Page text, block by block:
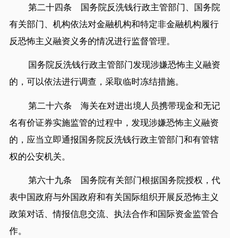
第二十四条 国务院反洗钱行政主管部门、国务院
有关部门、机构依法对金融机构和特定非金融机构履行
反恐怖主义融资义务的情况进行监督管理。
国务院反洗钱行政主管部门发现涉嫌恐怖主义融资
的，可以依法进行调查，采取临时冻结措施。
第二十六条 海关在对进出境人员携带现金和无记
名有价证券实施监管的过程中，发现涉嫌恐怖主义融资
的，应当立即通报国务院反洗钱行政主管部门和有管辖
权的公安机关。
第六十九条 国务院有关部门根据国务院授权，代
表中国政府与外国政府和有关国际组织开展反恐怖主义
政策对话、情报信息交流、执法合作和国际资金监管合
作。